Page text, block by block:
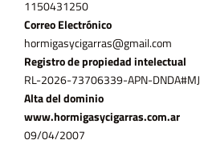
11­50431250
Correo Electrónico
hormigasycigarras@gmail.com
Registro de propiedad intelectual
RL-2026-73706339-APN-DNDA#MJ
Alta del dominio
www.hormigasycigarras.com.ar
09/04/2007